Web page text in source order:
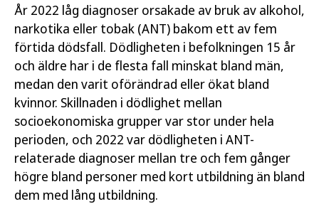
År 2022 låg diagnoser orsakade av bruk av alkohol,
narkotika eller tobak (ANT) bakom ett av fem
förtida dödsfall. Dödligheten i befolkningen 15 år
och äldre har i de flesta fall minskat bland män,
medan den varit oförändrad eller ökat bland
kvinnor. Skillnaden i dödlighet mellan
socioekonomiska grupper var stor under hela
perioden, och 2022 var dödligheten i ANT-
relaterade diagnoser mellan tre och fem gånger
högre bland personer med kort utbildning än bland
dem med lång utbildning.